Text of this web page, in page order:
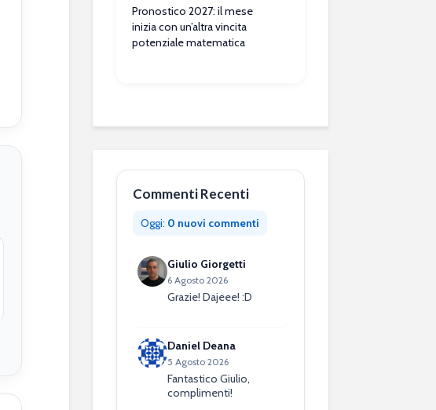
Pronostico 2027: il mese
inizia con un’altra vincita
potenziale matematica
Commenti Recenti
Oggi: 0 nuovi commenti
Giulio Giorgetti
6 Agosto 2026
Grazie! Dajeee! :D
Daniel Deana
5 Agosto 2026
Fantastico Giulio,
complimenti!